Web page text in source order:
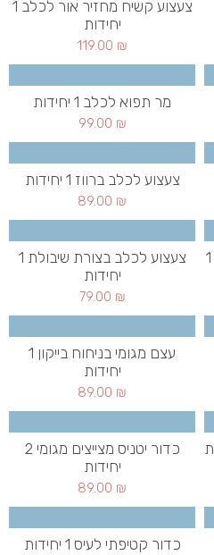
צעצוע קשיח מחזיר אור לכלב 1
יחידות
119.00 ₪
מר תפוא לכלב 1 יחידות
99.00 ₪
צעצוע לכלב ברווז 1 יחידות
89.00 ₪
צעצוע לחתול ציפור עם קטניפ 1
צעצוע לכלב בצורת שיבולת 1
יחידות
79.00 ₪
עצם מגומי בניחוח בייקון 1
יחידות
89.00 ₪
כדור יטניס מצייצים מגומי 2
יחידות
89.00 ₪
כדור קטיפתי לעיס 1 יחידות